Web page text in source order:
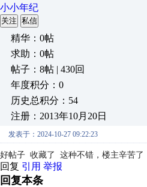
小小年纪
关注 私信
精华：0帖
求助：0帖
帖子：8帖 | 430回
年度积分：0
历史总积分：54
注册：2013年10月20日
发表于：2024-10-27 09:22:23
好帖子 收藏了 这种不错，楼主辛苦了
回复 引用 举报
回复本条